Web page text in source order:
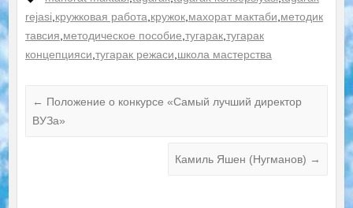
rejasi,кружковая работа,кружок,махорат мактаби,методик
тавсия,методическое пособие,тугарак,тугарак
концепцияси,тугарак режаси,школа мастерства
← Положение о конкурсе «Самый лучший директор
ВУЗа»
Камиль Яшен (Нугманов) →